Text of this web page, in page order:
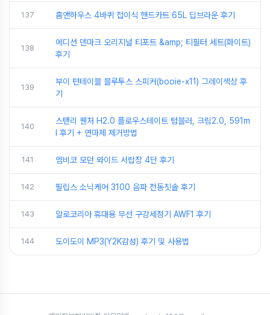
137 홈앤하우스 4바퀴 접이식 핸드카트 65L 딥브라운 후기
138
에디션 덴마크 오리지널 티포트 &amp; 티필터 세트(화이트)
후기
139
부이 턴테이블 블루투스 스피커(booie-x11) 그레이색상 후
기
140
스탠리 퀜처 H2.0 플로우스테이트 텀블러, 크림2.0, 591m
l 후기 + 연마제 제거방법
141 엠비코 모던 와이드 서랍장 4단 후기
142 필립스 소닉케어 3100 음파 전동칫솔 후기
143 알로코리아 휴대용 무선 구강세정기 AWF1 후기
144 도이도이 MP3(Y2K감성) 후기 및 사용법